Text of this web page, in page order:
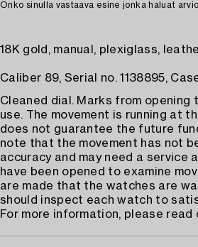
Onko sinulla vastaava esine jonka haluat
18K gold, manual, plexiglass,
Caliber 89, Serial no. 1138895, Case
Cleaned dial. Marks from opening
use. The movement is running at
does not guarantee the future
note that the movement has not
accuracy and may need a service
have been opened to examine
are made that the watches are
should inspect each watch to
For more information, please